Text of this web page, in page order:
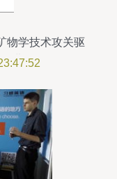
物学技术攻关驱
进